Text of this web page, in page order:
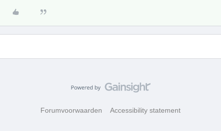
Forumvoorwaarden Accessibility statement